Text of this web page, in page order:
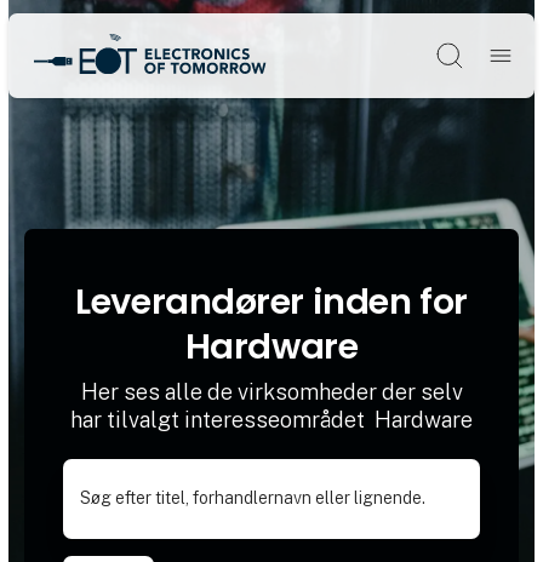
Søg
Leverandører inden for
Hardware
Her ses alle de virksomheder der selv
har tilvalgt interesseområdet Hardware
Søg efter titel, forhandlernavn eller lignende.